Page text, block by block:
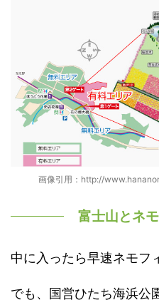
画像引用：http://
富士山とネ
中に入ったら早速ネモフ
でも、国営ひたち海浜公